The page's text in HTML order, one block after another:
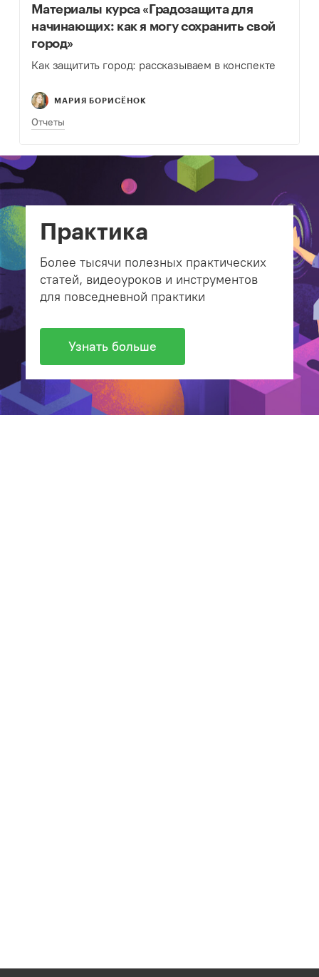
Материалы курса «Градозащита для
начинающих: как я могу сохранить свой
город»
Как защитить город: рассказываем в конспекте
МАРИЯ БОРИСЁНОК
Отчеты
Практика
Более тысячи полезных практических
статей, видеоуроков и инструментов
для повседневной практики
Узнать больше